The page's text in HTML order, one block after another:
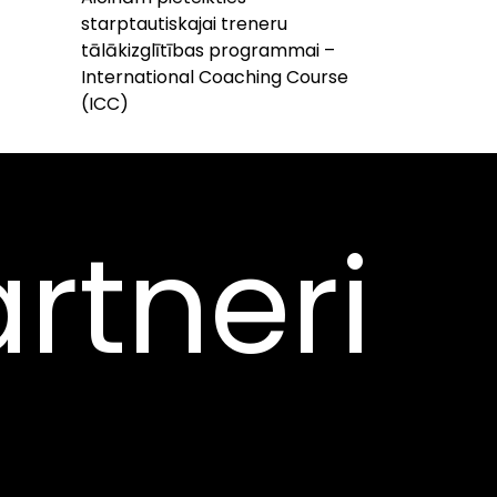
starptautiskajai treneru
tālākizglītības programmai –
International Coaching Course
(ICC)